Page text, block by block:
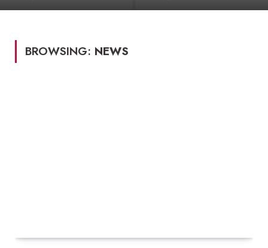
BROWSING: NEWS